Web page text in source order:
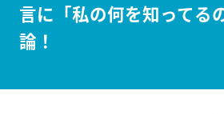
言に「私の何を知ってる
論！